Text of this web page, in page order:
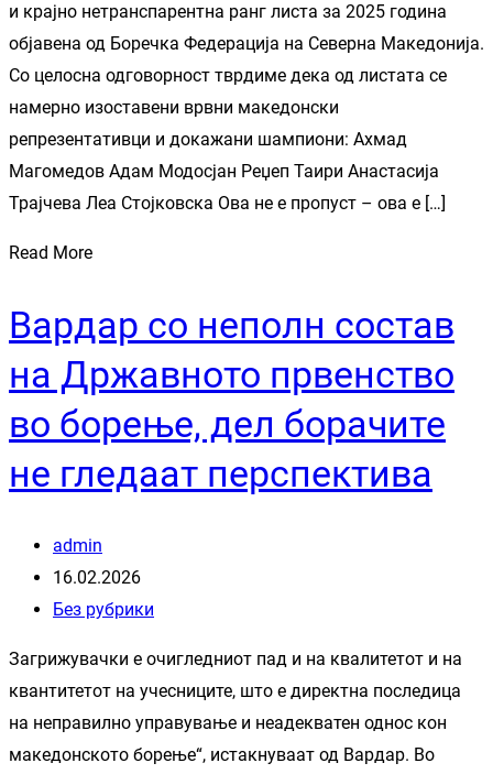
и крајно нетранспарентна ранг листа за 2025 година
објавена од Боречка Федерација на Северна Македонија.
Со целосна одговорност тврдиме дека од листата се
намерно изоставени врвни македонски
репрезентативци и докажани шампиони: Ахмад
Магомедов Адам Модосјан Реџеп Таири Анастасија
Трајчева Леа Стојковска Ова не е пропуст – ова е […]
Read More
Вардар со неполн состав
на Државното првенство
во борење, дел борачите
не гледаат перспектива
admin
16.02.2026
Без рубрики
Загрижувачки е очигледниот пад и на квалитетот и на
квантитетот на учесниците, што е директна последица
на неправилно управување и неадекватен однос кон
македонското борење“, истакнуваат од Вардар. Во